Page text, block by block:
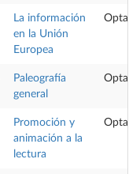
La información
en la Unión
Europea
Paleografía
general
Promoción y
animación a la
lectura